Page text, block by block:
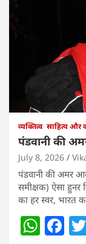
व्यक्तित्व साहित्य और
पंडवानी की
July 8, 2026
पंडवानी की अमर
समीक्षक) ऐसा हुनर
का हर स्वर, भारत
W F